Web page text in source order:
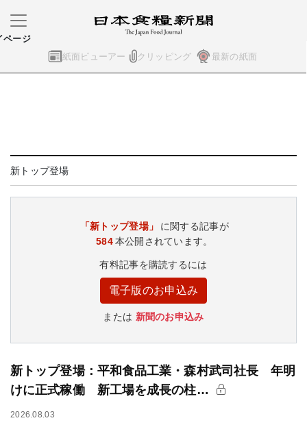
紙面ビューアー クリッピング 最新の紙面
ページ
新トップ登場
「新トップ登場」
に関する記事が
584本公開されています。
有料記事を購読するには
電子版のお申込み
または 新聞のお申込み
新トップ登場：平和食品工業・森村武司社長 年明
けに正式稼働 新工場を成長の柱…
2026.08.03